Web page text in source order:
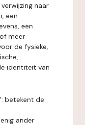
naar
een
een
meer
de fysieke,
identiteit van
betekent de
ander